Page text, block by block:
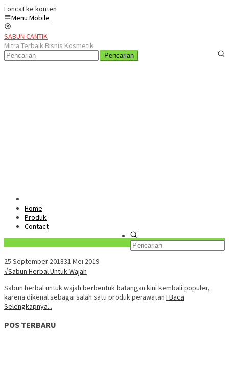
Loncat ke konten
Menu Mobile
SABUN CANTIK
Mitra Terbaik Bisnis Kosmetik
Pencarian
Home
Produk
Contact
25 September 201831 Mei 2019
√Sabun Herbal Untuk Wajah
Sabun herbal untuk wajah berbentuk batangan kini kembali populer,
karena dikenal sebagai salah satu produk perawatan I Baca
Selengkapnya...
POS TERBARU